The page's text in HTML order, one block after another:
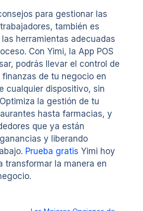
para gestionar las
también es
herramientas adecuadas
Con Yimi, la App POS
podrás llevar el control de
de tu negocio en
cualquier dispositivo, sin
la gestión de tu
hasta farmacias, y
que ya están
y liberando
Prueba gratis Yimi hoy
transformar la manera en